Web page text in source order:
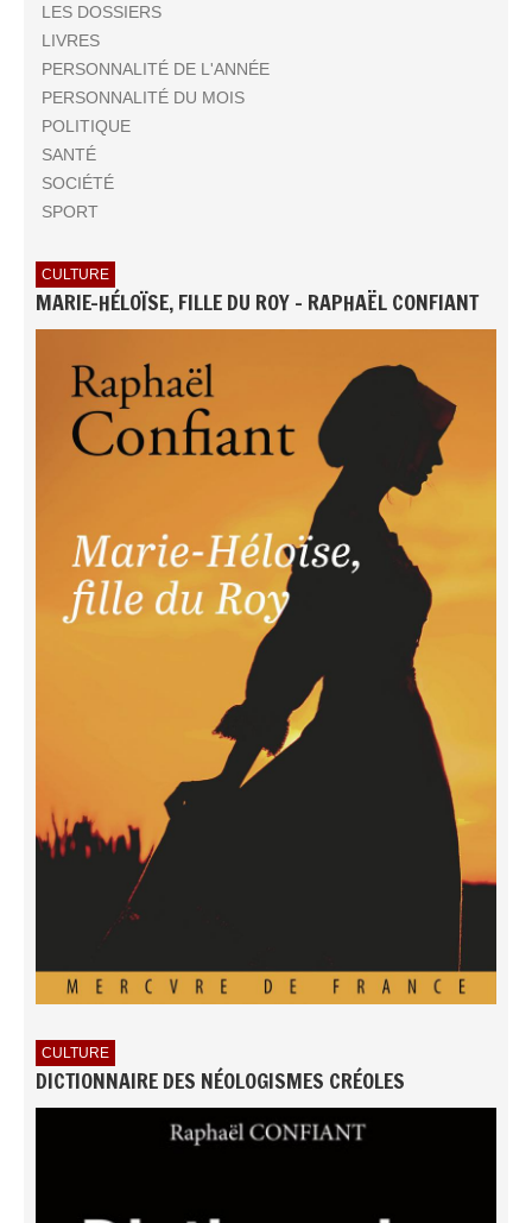
LES DOSSIERS
LIVRES
PERSONNALITÉ DE L'ANNÉE
PERSONNALITÉ DU MOIS
POLITIQUE
SANTÉ
SOCIÉTÉ
SPORT
CULTURE
MARIE-HÉLOÏSE, FILLE DU ROY - RAPHAËL CONFIANT
CULTURE
DICTIONNAIRE DES NÉOLOGISMES CRÉOLES